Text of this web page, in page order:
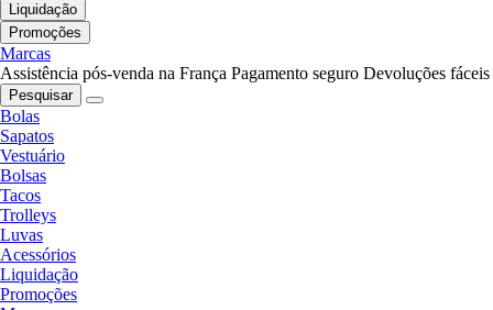
Liquidação
Promoções
Marcas
Assistência pós-venda na França Pagamento seguro Devoluções fáceis
Pesquisar
Bolas
Sapatos
Vestuário
Bolsas
Tacos
Trolleys
Luvas
Acessórios
Liquidação
Promoções